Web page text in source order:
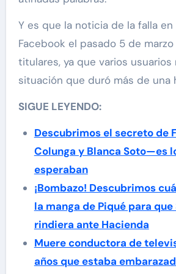
Y es que la noticia de la falla en
Facebook el pasado 5 de
titulares, ya que varios
situación que duró más de una
SIGUE LEYENDO:
Descubrimos el secreto de
Colunga y Blanca Soto—es
esperaban
¡Bombazo! Descubrimos
la manga de Piqué para
rindiera ante Hacienda
Muere conductora de
años que estaba